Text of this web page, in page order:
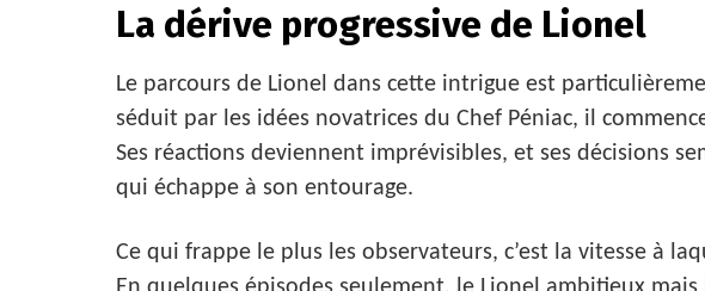
La dérive progressive de Lionel
Le parcours de Lionel dans cette intrigue est
séduit par les idées novatrices du Chef Péniac, il
Ses réactions deviennent imprévisibles, et ses décisions
qui échappe à son entourage.
Ce qui frappe le plus les observateurs, c’est la vitesse à